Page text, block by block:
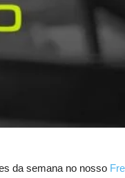
da semana no nosso